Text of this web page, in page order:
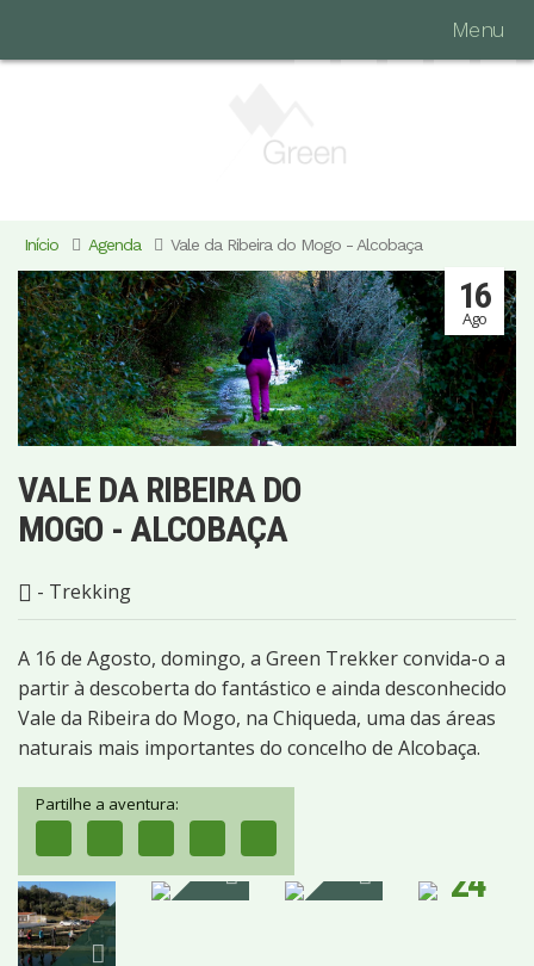
Menu
Início Agenda Vale da Ribeira do Mogo - Alcobaça
VALE DA RIBEIRA DO
MOGO - ALCOBAÇA
16
Ago
- Trekking
A 16 de Agosto, domingo, a Green Trekker convida-o a
partir à descoberta do fantástico e ainda desconhecido
Vale da Ribeira do Mogo, na Chiqueda, uma das áreas
naturais mais importantes do concelho de Alcobaça.
Partilhe a aventura:
24
IMAGENS